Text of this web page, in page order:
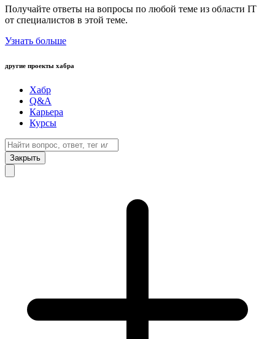
Получайте ответы на вопросы по любой теме из области IT
от специалистов в этой теме.
Узнать больше
другие проекты хабра
Хабр
Q&A
Карьера
Курсы
Закрыть